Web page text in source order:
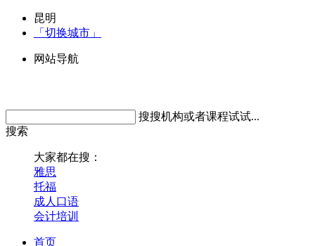
昆明
「切换城市」
网站导航
搜搜机构或者课程试试...
搜索
大家都在搜：
雅思
托福
成人口语
会计培训
首页